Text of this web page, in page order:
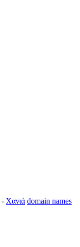
- Χανιά domain names